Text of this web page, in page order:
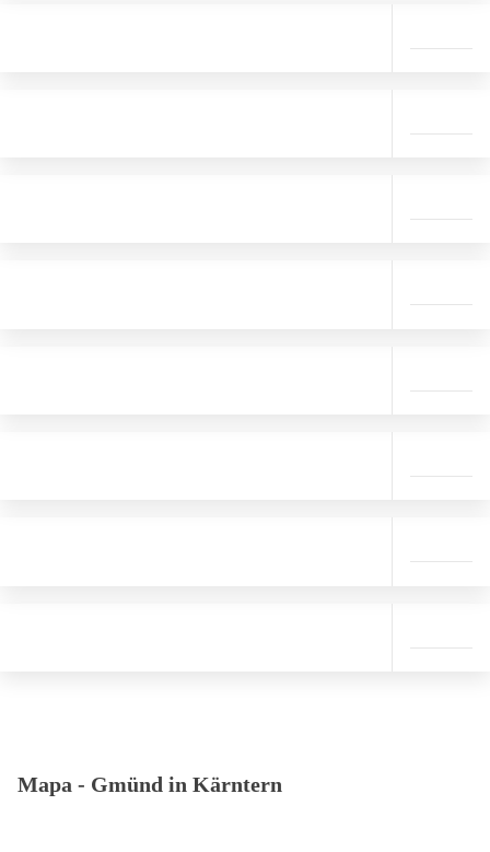
Mapa - Gmünd in Kärntern